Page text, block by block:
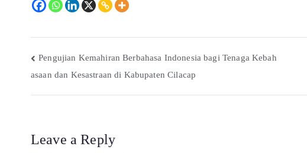
Pengujian Kemahiran Berbahasa Indonesia bagi Tenaga Kebah
asaan dan Kesastraan di Kabupaten Cilacap
Leave a Reply